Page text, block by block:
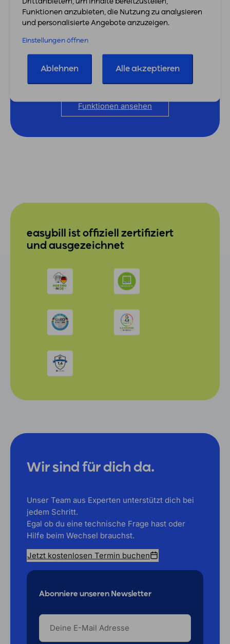
Starte jetzt durch
Teste easybill 7 Tage lang völlig kostenlos und
unverbindlich. Keine Kreditkarte erforderlich.
Funktionen ansehen
easybill ist offiziell zertifiziert
und ausgezeichnet
Wir sind für dich da.
Unser Team aus Experten unterstützt dich bei
jedem Schritt.
Egal ob du eine technische Frage hast oder
Hilfe beim Wechsel brauchst.
Jetzt kostenlosen Termin buchen
Abonniere unseren Newsletter
DEINE
MAIL
ADRESSE
Drittanbietern, um Inhalte bereitzustellen,
Funktionen anzubieten, die Nutzung zu analysieren
und personalisierte Angebote anzuzeigen.
Einstellungen öffnen
Ablehnen Alle akzeptieren